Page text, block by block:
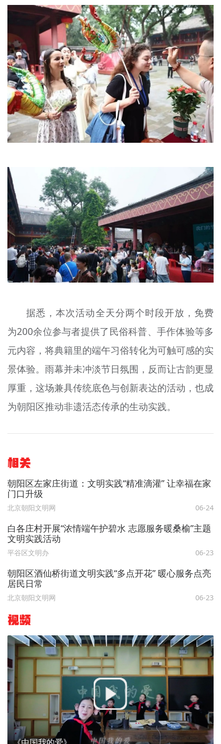
据悉，本次活动全天分两个时段开放，免费
为200余位参与者提供了民俗科普、手作体验等多
元内容，将典籍里的端午习俗转化为可触可感的实
景体验。雨幕并未冲淡节日氛围，反而让古韵更显
厚重，这场兼具传统底色与创新表达的活动，也成
为朝阳区推动非遗活态传承的生动实践。
相关
朝阳区左家庄街道：文明实践“精准滴灌” 让幸福在家
门口升级
北京朝阳文明网 06-24
白各庄村开展“浓情端午护碧水 志愿服务暖桑榆”主题
文明实践活动
平谷区文明办 06-23
朝阳区酒仙桥街道文明实践“多点开花” 暖心服务点亮
居民日常
北京朝阳文明网 06-23
视频